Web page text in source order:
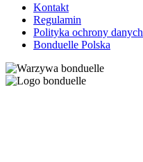
Kontakt
Regulamin
Polityka ochrony danych
Bonduelle Polska